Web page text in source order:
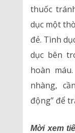
thuốc
dục một
đẻ. Tình
dục bên
hoàn
nhàng,
động” để
Mời xem